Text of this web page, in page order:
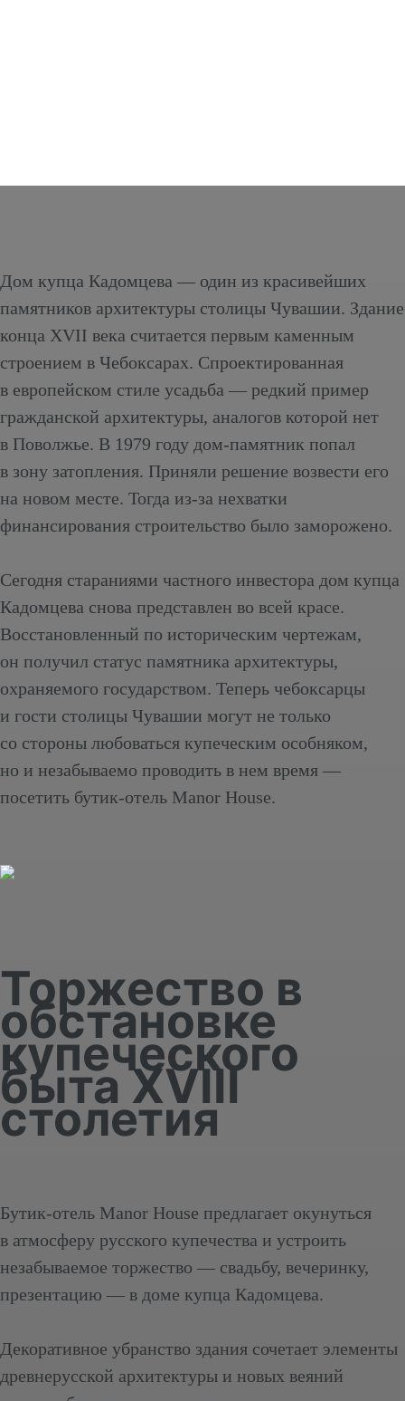
Дом купца Кадомцева — один из красивейших
памятников архитектуры столицы Чувашии. Здание
конца XVII века считается первым каменным
строением в Чебоксарах. Спроектированная
в европейском стиле усадьба — редкий пример
гражданской архитектуры, аналогов которой нет
в Поволжье. В 1979 году дом-памятник попал
в зону затопления. Приняли решение возвести его
на новом месте. Тогда из-за нехватки
финансирования строительство было заморожено.
Сегодня стараниями частного инвестора дом купца
Кадомцева снова представлен во всей красе.
Восстановленный по историческим чертежам,
он получил статус памятника архитектуры,
охраняемого государством. Теперь чебоксарцы
и гости столицы Чувашии могут не только
со стороны любоваться купеческим особняком,
но и незабываемо проводить в нем время —
посетить бутик-отель Manor House.
Торжество в
обстановке
купеческого
быта XVIII
столетия
Бутик-отель Manor House предлагает окунуться
в атмосферу русского купечества и устроить
незабываемое торжество — свадьбу, вечеринку,
презентацию — в доме купца Кадомцева.
Декоративное убранство здания сочетает элементы
древнерусской архитектуры и новых веяний